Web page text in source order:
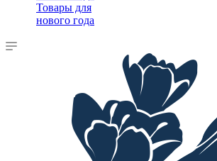
Товары для
нового года